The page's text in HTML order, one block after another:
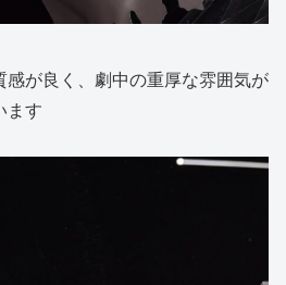
が良く、劇中の重厚な雰囲気が
ます